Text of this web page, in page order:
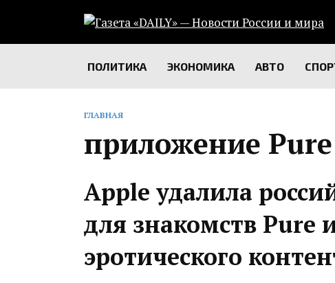
содержанию
ПОЛИТИКА ЭКОНОМИКА АВТО
ГЛАВНАЯ
приложение Pure
Apple удалила
для знакомств Pure
эротического